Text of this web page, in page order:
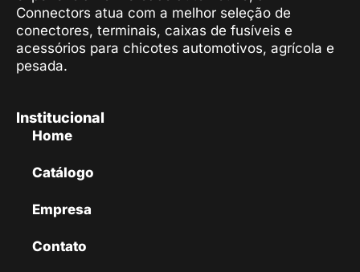
Connectors atua com a melhor seleção de
conectores, terminais, caixas de fusíveis e
acessórios para chicotes automotivos, agrícola e
pesada.
Institucional
Home
Catálogo
Empresa
Contato